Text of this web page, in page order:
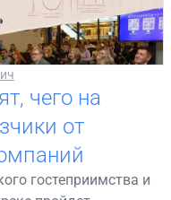
чего на
от
гостеприимства и